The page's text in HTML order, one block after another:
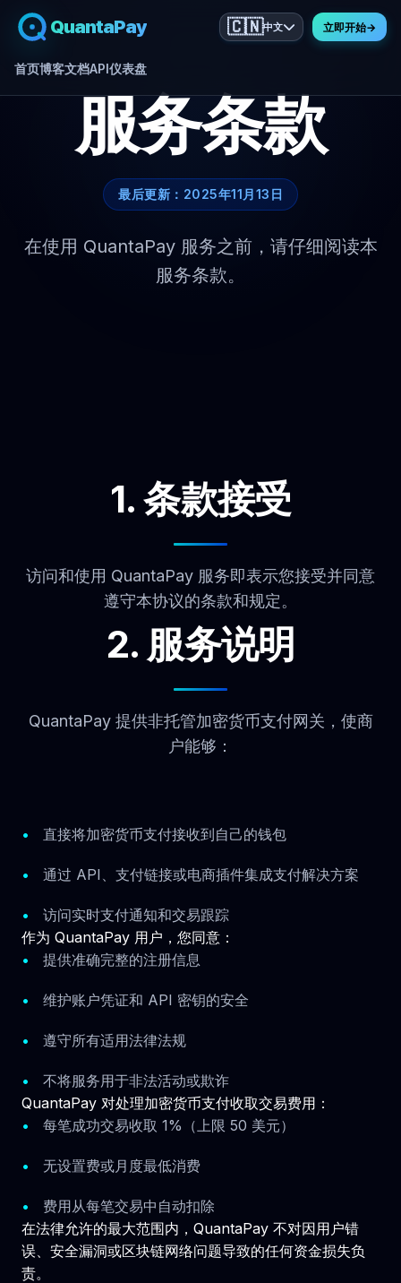
QuantaPay
首页博客文档API仪表盘
🇨🇳中文 立即开始→
服务条款
最后更新：2025年11月13日
在使用 QuantaPay 服务之前，请仔细阅读本
服务条款。
1. 条款接受
访问和使用 QuantaPay 服务即表示您接受并同意
遵守本协议的条款和规定。
2. 服务说明
QuantaPay 提供非托管加密货币支付网关，使商
户能够：
直接将加密货币支付接收到自己的钱包
通过 API、支付链接或电商插件集成支付解决方案
访问实时支付通知和交易跟踪
作为 QuantaPay 用户，您同意：
提供准确完整的注册信息
维护账户凭证和 API 密钥的安全
遵守所有适用法律法规
不将服务用于非法活动或欺诈
QuantaPay 对处理加密货币支付收取交易费用：
每笔成功交易收取 1%（上限 50 美元）
无设置费或月度最低消费
费用从每笔交易中自动扣除
在法律允许的最大范围内，QuantaPay 不对因用户错
误、安全漏洞或区块链网络问题导致的任何资金损失负
责。